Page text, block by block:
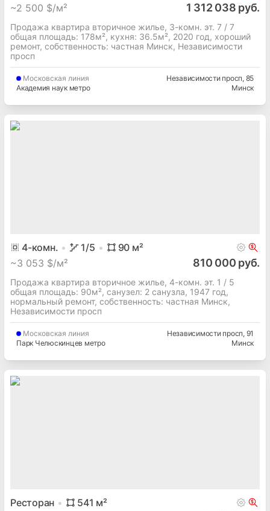
~2 500 $/м² 1 312 038 руб.
Продажа квартира вторичное жилье, 3-комн. эт. 7 / 7
общая площадь: 178м², кухня: 36.5м², 2020 год, хороший
ремонт, собственность: частная Минск, Независимости
просп
Московская линия
Академия наук метро
Независимости просп, 85
Минск
4-комн. 1/5 90 м²
~3 053 $/м² 810 000 руб.
Продажа квартира вторичное жилье, 4-комн. эт. 1 / 5
общая площадь: 90м², cанузел: 2 санузла, 1947 год,
нормальный ремонт, собственность: частная Минск,
Независимости просп
Московская линия
Парк Челюскинцев метро
Независимости просп, 91
Минск
Ресторан 541 м²